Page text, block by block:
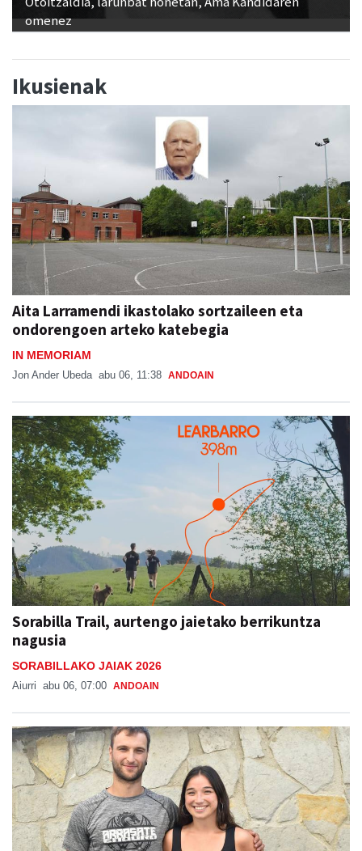
omenez
Ikusienak
Aita Larramendi ikastolako sortzaileen eta
ondorengoen arteko katebegia
IN MEMORIAM
Jon Ander Ubeda abu 06, 11:38 ANDOAIN
Sorabilla Trail, aurtengo jaietako berrikuntza
nagusia
SORABILLAKO JAIAK 2026
Aiurri abu 06, 07:00 ANDOAIN